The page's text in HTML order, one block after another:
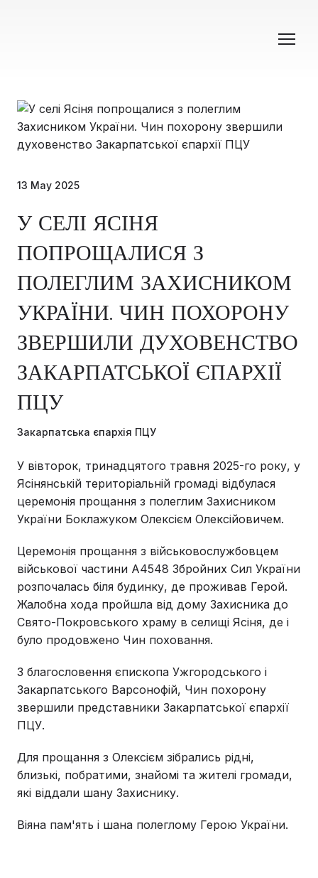
13 May 2025
У СЕЛІ ЯСІНЯ
ПОПРОЩАЛИСЯ З
ПОЛЕГЛИМ ЗАХИСНИКОМ
УКРАЇНИ. ЧИН ПОХОРОНУ
ЗВЕРШИЛИ ДУХОВЕНСТВО
ЗАКАРПАТСЬКОЇ ЄПАРХІЇ
ПЦУ
Закарпатська єпархія ПЦУ
У вівторок, тринадцятого травня 2025-го року, у
Ясінянській територіальній громаді відбулася
церемонія прощання з полеглим Захисником
України Боклажуком Олексієм Олексійовичем.
Церемонія прощання з військовослужбовцем
військової частини А4548 Збройних Сил України
розпочалась біля будинку, де проживав Герой.
Жалобна хода пройшла від дому Захисника до
Свято-Покровського храму в селищі Ясіня, де і
було продовжено Чин поховання.
З благословення єпископа Ужгородського і
Закарпатського Варсонофій, Чин похорону
звершили представники Закарпатської єпархії
ПЦУ.
Для прощання з Олексієм зібрались рідні,
близькі, побратими, знайомі та жителі громади,
які віддали шану Захиснику.
Віяна пам'ять і шана полеглому Герою України.